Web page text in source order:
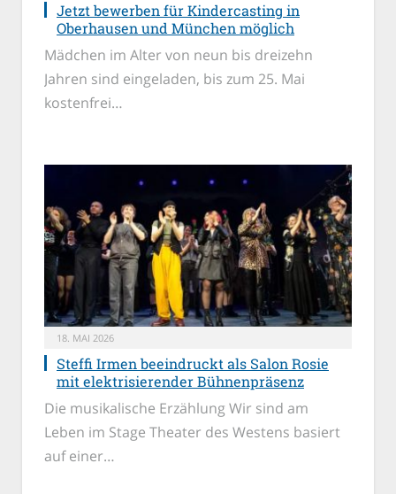
Jetzt bewerben für Kindercasting in
Oberhausen und München möglich
Mädchen im Alter von neun bis dreizehn
Jahren sind eingeladen, bis zum 25. Mai
kostenfrei…
18. MAI 2026
Steffi Irmen beeindruckt als Salon Rosie
mit elektrisierender Bühnenpräsenz
Die musikalische Erzählung Wir sind am
Leben im Stage Theater des Westens basiert
auf einer…